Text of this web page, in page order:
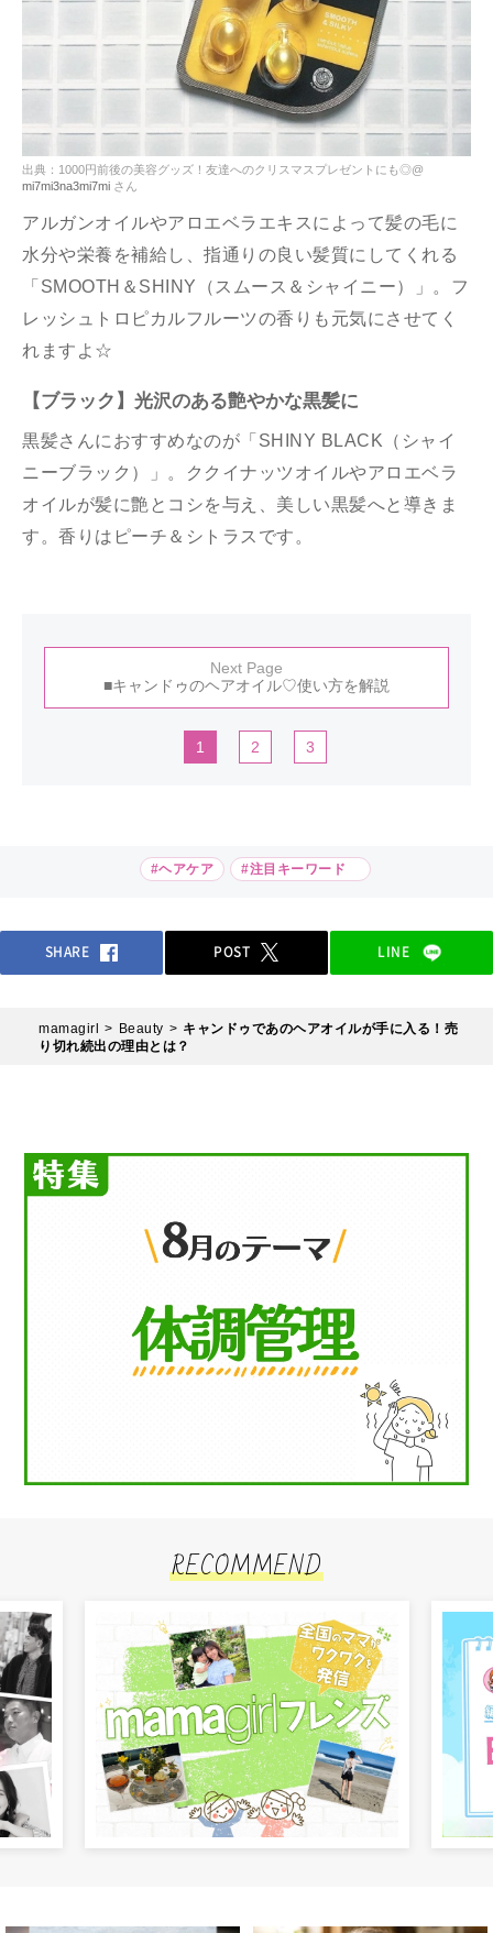
出典：1000円前後の美容グッズ！友達へのクリスマスプレゼントにも◎@
mi7mi3na3mi7mi さん
アルガンオイルやアロエベラエキスによって髪の毛に
水分や栄養を補給し、指通りの良い髪質にしてくれる
「SMOOTH＆SHINY（スムース＆シャイニー）」。フ
レッシュトロピカルフルーツの香りも元気にさせてく
れますよ☆
【ブラック】光沢のある艶やかな黒髪に
黒髪さんにおすすめなのが「SHINY BLACK（シャイ
ニーブラック）」。ククイナッツオイルやアロエベラ
オイルが髪に艶とコシを与え、美しい黒髪へと導きま
す。香りはピーチ＆シトラスです。
Next Page
■キャンドゥのヘアオイル♡使い方を解説
1 2 3
#ヘアケア #注目キーワード
SHARE POST LINE
mamagirl Beauty
キャンドゥであのヘアオイルが手に入る！売
り切れ続出の理由とは？
RECOMMEND